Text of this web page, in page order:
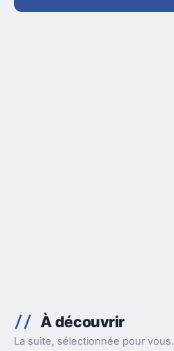
À découvrir
La suite, sélectionnée pour vous.